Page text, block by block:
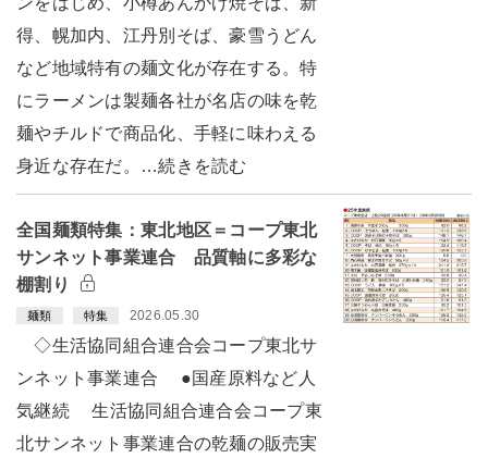
得、幌加内、江丹別そば、豪雪うどん
など地域特有の麺文化が存在する。特
にラーメンは製麺各社が名店の味を乾
麺やチルドで商品化、手軽に味わえる
身近な存在だ。…続きを読む
全国麺類特集：東北地区＝コープ東北
サンネット事業連合 品質軸に多彩な
棚割り
麺類 特集 2026.05.30
◇生活協同組合連合会コープ東北サ
ンネット事業連合 ●国産原料など人
気継続 生活協同組合連合会コープ東
北サンネット事業連合の乾麺の販売実